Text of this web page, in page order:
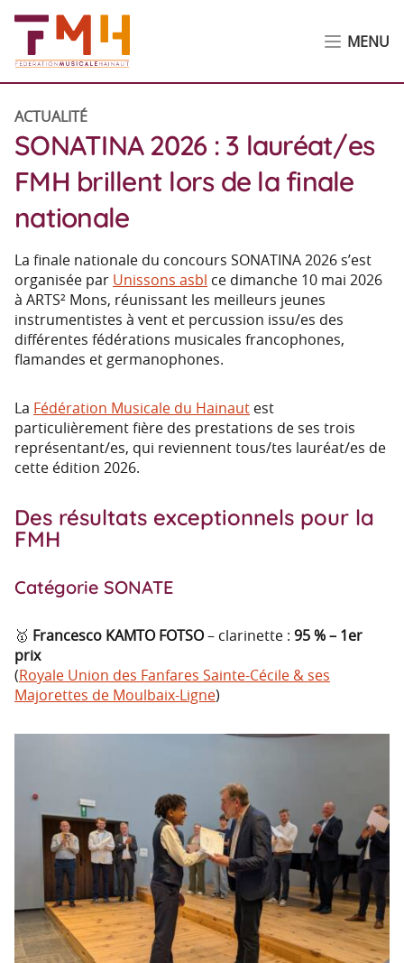
MENU
ACTUALITÉ
SONATINA 2026 : 3 lauréat/es
FMH brillent lors de la finale
nationale
La finale nationale du concours SONATINA 2026 s’est
organisée par Unissons asbl ce dimanche 10 mai 2026
à ARTS² Mons, réunissant les meilleurs jeunes
instrumentistes à vent et percussion issu/es des
différentes fédérations musicales francophones,
flamandes et germanophones.
La Fédération Musicale du Hainaut est
particulièrement fière des prestations de ses trois
représentant/es, qui reviennent tous/tes lauréat/es de
cette édition 2026.
Des résultats exceptionnels pour la
FMH
Catégorie SONATE
🥇 Francesco KAMTO FOTSO– clarinette : 95 % – 1er
prix
(Royale Union des Fanfares Sainte-Cécile & ses
Majorettes de Moulbaix-Ligne)